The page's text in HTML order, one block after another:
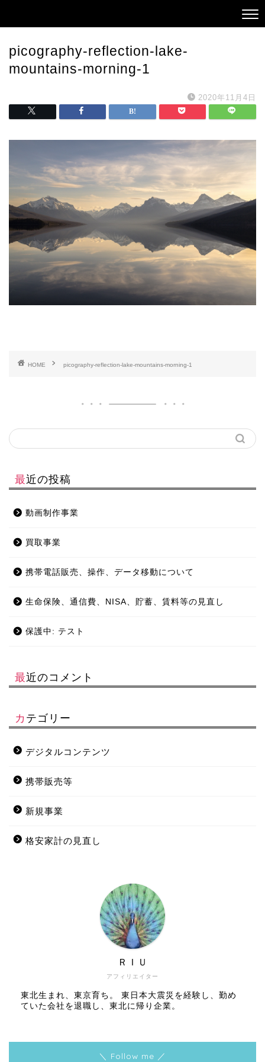
picography-reflection-lake-
mountains-morning-1
2020年11月4日
HOME picography-reflection-lake-mountains-morning-1
最近の投稿
動画制作事業
買取事業
携帯電話販売、操作、データ移動について
生命保険、通信費、NISA、貯蓄、賃料等の見直し
保護中: テスト
最近のコメント
カテゴリー
デジタルコンテンツ
携帯販売等
新規事業
格安家計の見直し
アフィリエイター
ＲＩＵ
東北生まれ、東京育ち。 東日本大震災を経験し、勤め
ていた会社を退職し、東北に帰り企業。
＼ Follow me ／